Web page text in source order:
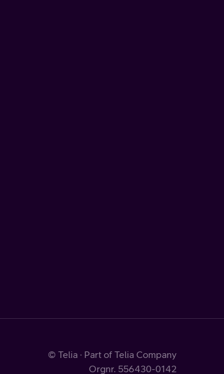
© Telia · Part of Telia Company
Orgnr. 556430-0142